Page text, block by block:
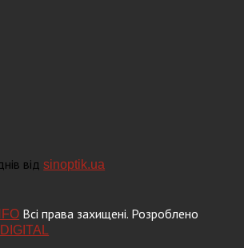
відsinoptik.ua
Всі права захищені. Розроблено